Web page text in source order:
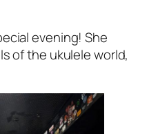
evening! She
of the ukulele world,